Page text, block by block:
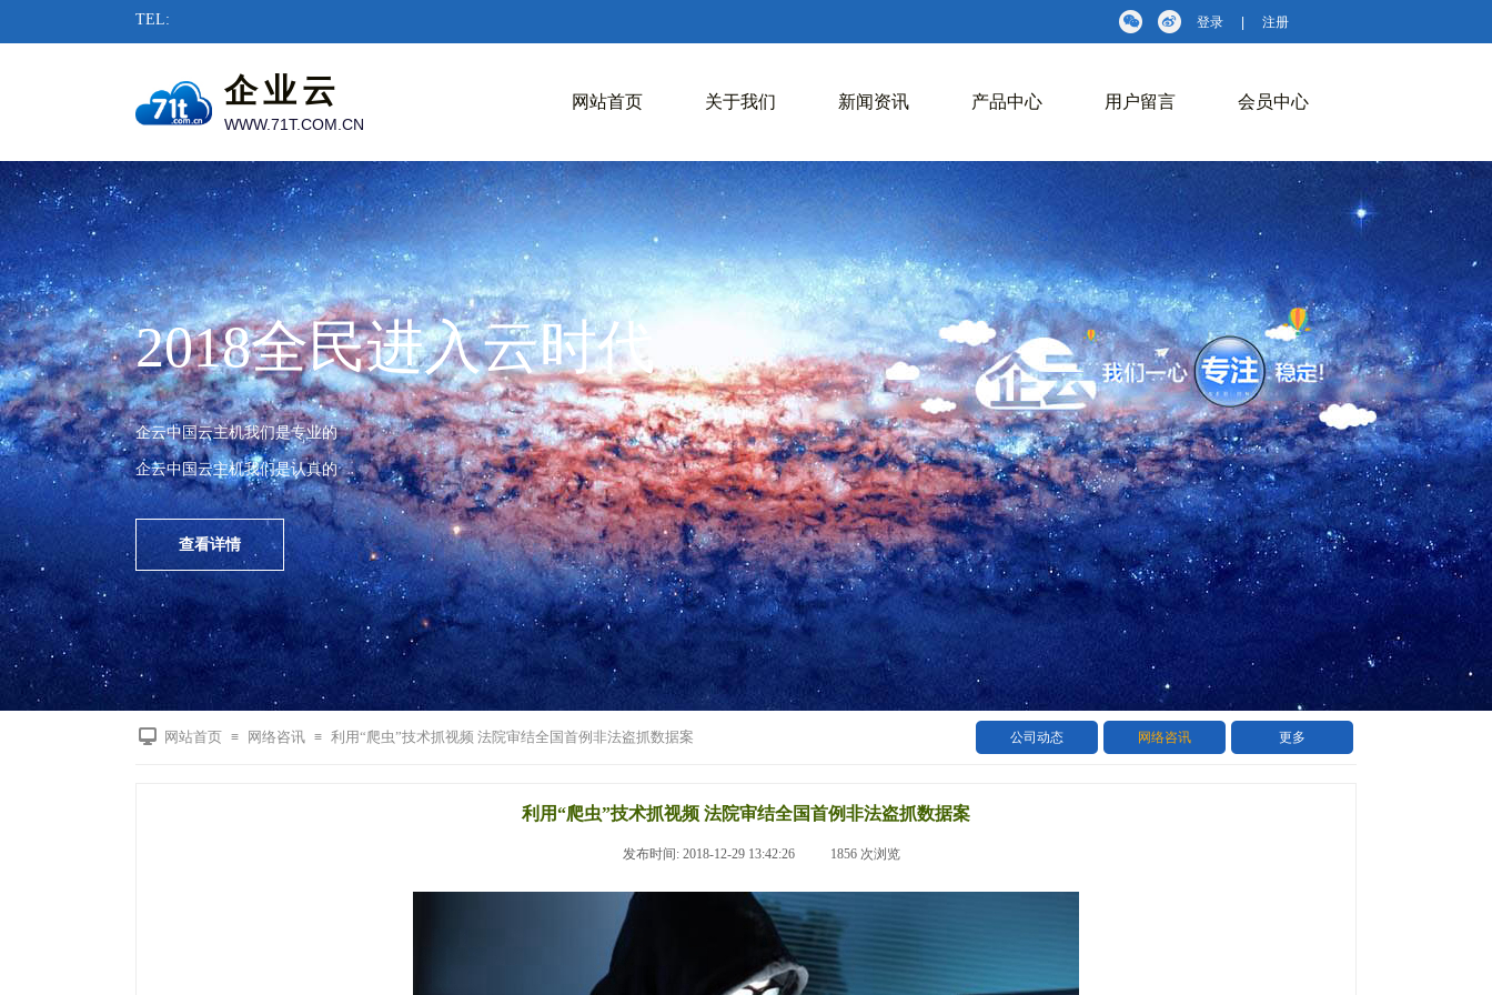
登录 注册
TEL:
网站首页 关于我们 新闻资讯 产品中心 用户留言 会员中心
企业云
WWW.71T.COM.CN
2018全民进入云时代
企云中国云主机我们是专业的
企云中国云主机我们是认真的
查看详情
公司动态 网络咨讯 更多
网站首页 ≡ 网络咨讯 ≡ 利用“爬虫”技术抓视频 法院审结全国首例非法盗抓数据案
利用“爬虫”技术抓视频 法院审结全国首例非法盗抓数据案
发布时间: 2018-12-29 13:42:26 1856 次浏览